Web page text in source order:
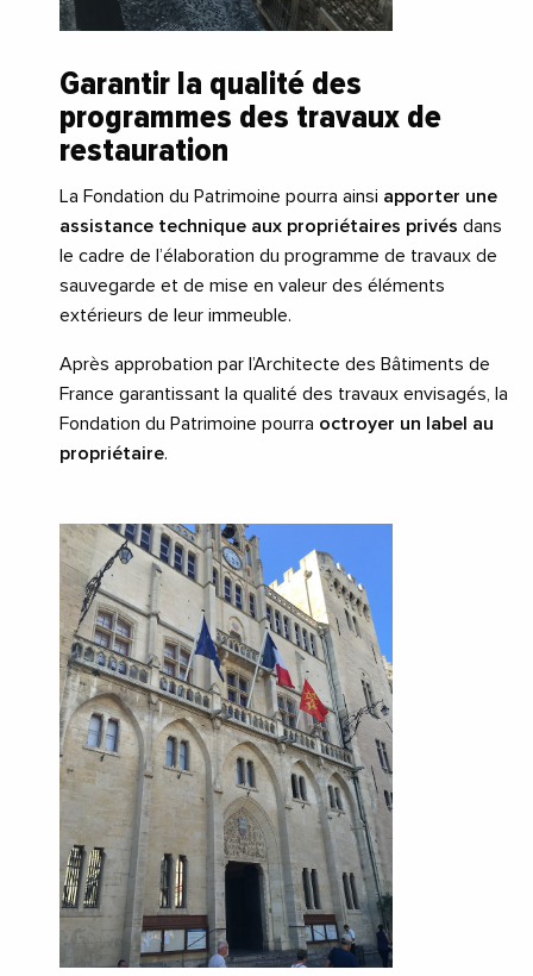
Garantir la qualité des
programmes des travaux de
restauration
La Fondation du Patrimoine pourra ainsi apporter une
assistance technique aux propriétaires privés dans
le cadre de l’élaboration du programme de travaux de
sauvegarde et de mise en valeur des éléments
extérieurs de leur immeuble.
Après approbation par l’Architecte des Bâtiments de
France garantissant la qualité des travaux envisagés, la
Fondation du Patrimoine pourra octroyer un label au
propriétaire.